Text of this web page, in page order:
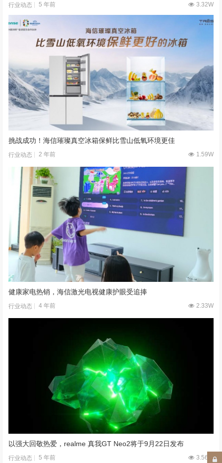
行业动态 5 年前 3.32W
挑战成功！海信璀璨真空冰箱保鲜比雪山低氧环境更佳
行业动态 2 年前 1.59W
健康家电热销，海信激光电视健康护眼受追捧
行业动态 4 年前 2.33W
以强大回敬热爱，realme 真我GT Neo2将于9月22日发布
行业动态 5 年前 3.56W